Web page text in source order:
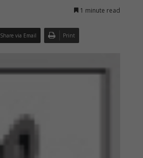
1 minute read
Share via Email Print